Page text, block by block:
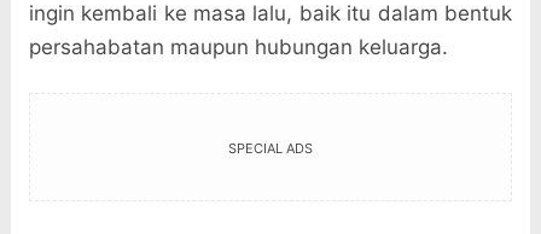
ingin kembali ke masa lalu, baik itu dalam bentuk
persahabatan maupun hubungan keluarga.
SPECIAL ADS